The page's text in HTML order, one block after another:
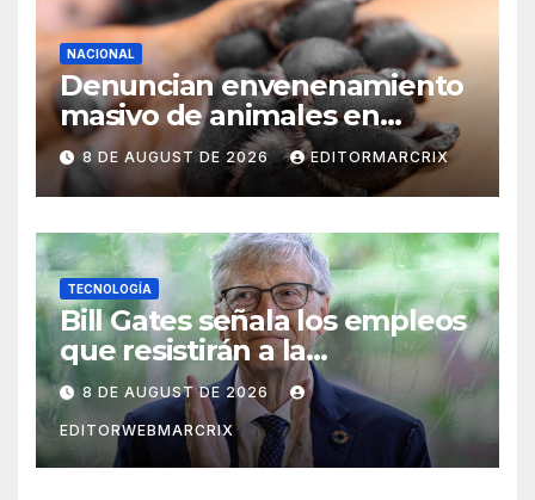
NACIONAL
Denuncian envenenamiento
masivo de animales en
Querétaro
8 DE AUGUST DE 2026 EDITORMARCRIX
TECNOLOGÍA
Bill Gates señala los empleos
que resistirán a la
inteligencia artificial
8 DE AUGUST DE 2026
EDITORWEBMARCRIX